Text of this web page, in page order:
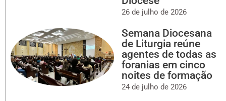
26 de julho de 2026
Semana Diocesana
de Liturgia reúne
agentes de todas as
foranias em cinco
noites de formação
24 de julho de 2026